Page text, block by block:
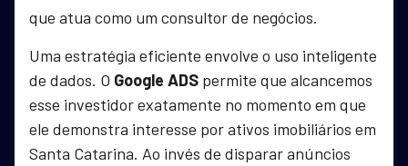
que atua como um consultor de negócios.
Uma estratégia eficiente envolve o uso inteligente
de dados. O Google ADS permite que alcancemos
esse investidor exatamente no momento em que
ele demonstra interesse por ativos imobiliários em
Santa Catarina. Ao invés de disparar anúncios